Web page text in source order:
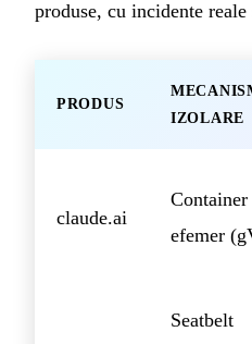
produse, cu incidente
PRODUS
IZOLARE
claude.ai
Container
efemer
Seatbelt